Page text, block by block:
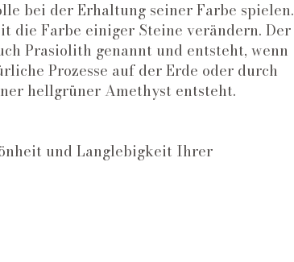
bei der Erhaltung seiner Farbe spielen.
die Farbe einiger Steine verändern. Der
Prasiolith genannt und entsteht, wenn
Prozesse auf der Erde oder durch
hellgrüner Amethyst entsteht.
und Langlebigkeit Ihrer